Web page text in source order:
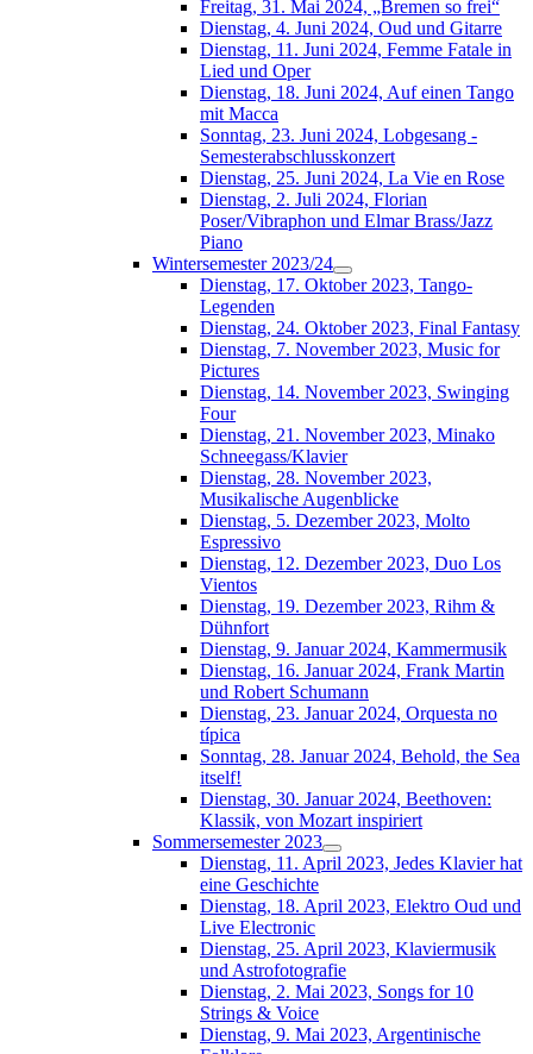
Freitag, 31. Mai 2024, „Bremen so frei“
Dienstag, 4. Juni 2024, Oud und Gitarre
Dienstag, 11. Juni 2024, Femme Fatale in
Lied und Oper
Dienstag, 18. Juni 2024, Auf einen Tango
mit Macca
Sonntag, 23. Juni 2024, Lobgesang -
Semesterabschlusskonzert
Dienstag, 25. Juni 2024, La Vie en Rose
Dienstag, 2. Juli 2024, Florian
Poser/Vibraphon und Elmar Brass/Jazz
Piano
Wintersemester 2023/24
Dienstag, 17. Oktober 2023, Tango-
Legenden
Dienstag, 24. Oktober 2023, Final Fantasy
Dienstag, 7. November 2023, Music for
Pictures
Dienstag, 14. November 2023, Swinging
Four
Dienstag, 21. November 2023, Minako
Schneegass/Klavier
Dienstag, 28. November 2023,
Musikalische Augenblicke
Dienstag, 5. Dezember 2023, Molto
Espressivo
Dienstag, 12. Dezember 2023, Duo Los
Vientos
Dienstag, 19. Dezember 2023, Rihm &
Dühnfort
Dienstag, 9. Januar 2024, Kammermusik
Dienstag, 16. Januar 2024, Frank Martin
und Robert Schumann
Dienstag, 23. Januar 2024, Orquesta no
típica
Sonntag, 28. Januar 2024, Behold, the Sea
itself!
Dienstag, 30. Januar 2024, Beethoven:
Klassik, von Mozart inspiriert
Sommersemester 2023
Dienstag, 11. April 2023, Jedes Klavier hat
eine Geschichte
Dienstag, 18. April 2023, Elektro Oud und
Live Electronic
Dienstag, 25. April 2023, Klaviermusik
und Astrofotografie
Dienstag, 2. Mai 2023, Songs for 10
Strings & Voice
Dienstag, 9. Mai 2023, Argentinische